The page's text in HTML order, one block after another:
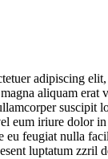
adipiscing
aliquam
suscipit
eum iriure dolor
feugiat nulla
luptatum zzril